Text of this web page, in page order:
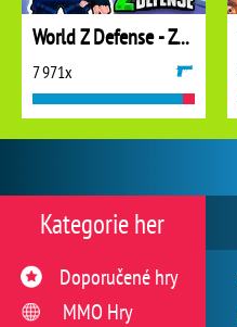
Kategorie her
Doporučené hry
MMO Hry
World Z Defense - Zombie Defense
7 971x